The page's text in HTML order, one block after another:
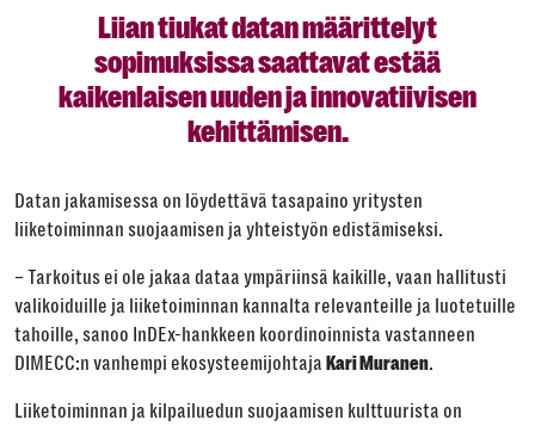
Liian tiukat datan määrittelyt
sopimuksissa saattavat estää
kaikenlaisen uuden ja innovatiivisen
kehittämisen.
Datan jakamisessa on löydettävä tasapaino yritysten
liiketoiminnan suojaamisen ja yhteistyön edistämiseksi.
– Tarkoitus ei ole jakaa dataa ympäriinsä kaikille, vaan hallitusti
valikoiduille ja liiketoiminnan kannalta relevanteille ja luotetuille
tahoille, sanoo InDEx-hankkeen koordinoinnista vastanneen
DIMECC:n vanhempi ekosysteemijohtaja Kari Muranen.
Liiketoiminnan ja kilpailuedun suojaamisen kulttuurista on